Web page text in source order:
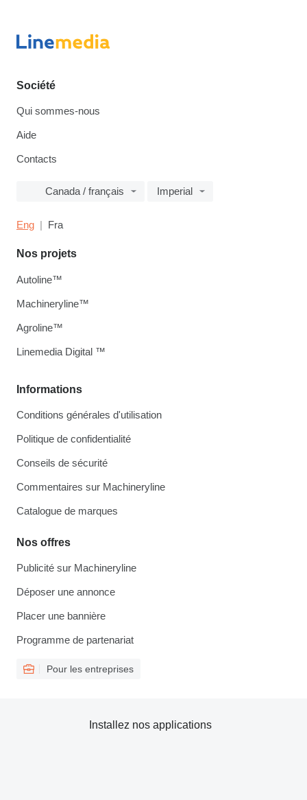
Société
Qui sommes-nous
Aide
Contacts
Canada / français Imperial
Eng Fra
Informations
Conditions générales d'utilisation
Politique de confidentialité
Conseils de sécurité
Commentaires sur Machineryline
Catalogue de marques
Nos offres
Publicité sur Machineryline
Déposer une annonce
Placer une bannière
Programme de partenariat
Pour les entreprises
Nos projets
Autoline™
Machineryline™
Agroline™
Linemedia Digital ™
Installez nos applications